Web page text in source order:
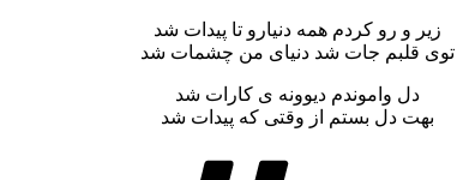
زیر و رو کردم همه دنیارو تا پیدات شد
توی قلبم جات شد دنیای من چشمات شد
دل واموندم دیوونه ی کارات شد
بهت دل بستم از وقتی که پیدات شد